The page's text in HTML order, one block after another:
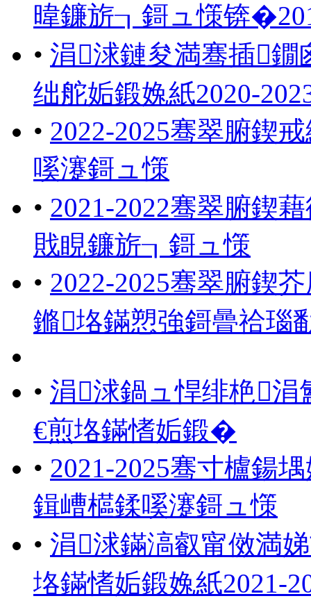
暐鐮旂┒鎶ュ憡锛
• 涓浗鏈夋満骞插鐗
绌舵姤鍛婏紙2020-
• 2022-2025骞翠腑鍥
嗘瀽鎶ュ憡
• 2021-2022骞翠腑鍥
戝睍鐮旂┒鎶ュ憡
• 2022-2025骞翠腑鍥
鏅垎鏋愬強鎶曡祫瑙
• 涓浗鍋ュ悍绯栬涓
€煎垎鏋愭姤鍛�
• 2021-2025骞寸櫨鍚
鍓嶆櫙鍒嗘瀽鎶ュ憡
• 涓浗鏋滈叡甯傚満
垎鏋愭姤鍛婏紙2021-